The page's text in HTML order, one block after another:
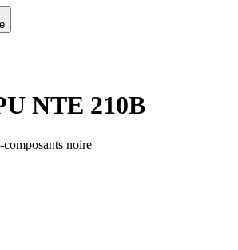
NTE 210B
noire